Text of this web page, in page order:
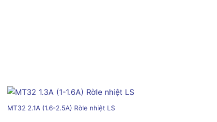
MT32 2.1A (1.6-2.5A) Rờle nhiệt LS